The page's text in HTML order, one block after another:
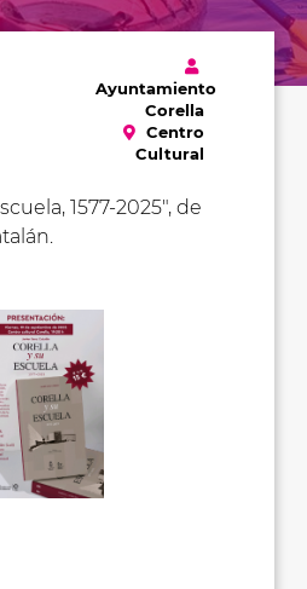
Ayuntamiento
Corella
Centro
Cultural
1577-2025", de